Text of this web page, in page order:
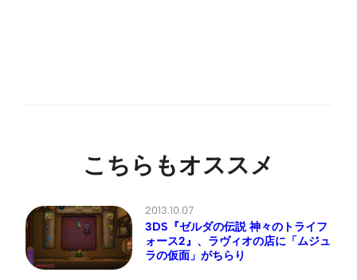
こちらもオススメ
2013.10.07
3DS『ゼルダの伝説 神々のトライフ
ォース2』、ラヴィオの店に「ムジュ
ラの仮面」がちらり